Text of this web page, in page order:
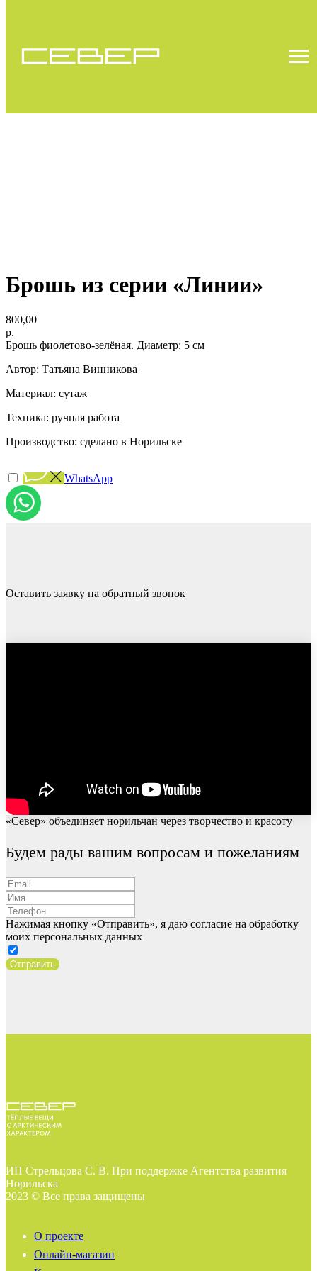
Брошь из серии «Линии»
800,00
р.
Брошь фиолетово-зелёная. Диаметр: 5 см
Автор: Татьяна Винникова
Материал: сутаж
Техника: ручная работа
Производство: сделано в Норильске
WhatsApp
Оставить заявку на обратный звонок
«Север» объединяет норильчан через творчество и красоту
Будем рады вашим вопросам и пожеланиям
Нажимая кнопку «Отправить», я даю согласие на обработку
моих персональных данных
Отправить
ИП Стрельцова С. В. При поддержке Агентства развития
Норильска
2023 © Все права защищены
О проекте
Онлайн-магазин